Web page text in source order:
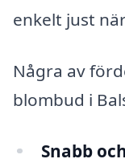
enkelt just
Några av
blombud i
Snabb